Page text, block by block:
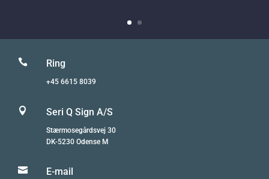
 Ring
+45 6615 8039
 Seri Q Sign A/S
Stærmosegårdsvej 30
DK-5230 Odense M
 E-mail